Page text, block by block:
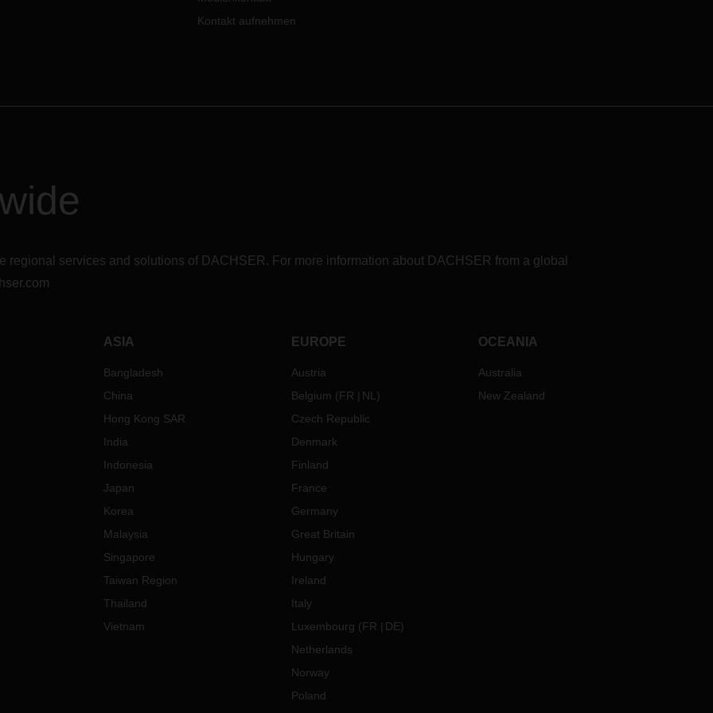
Kontakt aufnehmen
regional services and solutions of DACHSER. For more information about DACHSER from a global
ASIA
Bangladesh
China
Hong Kong SAR
India
Indonesia
Japan
Korea
Malaysia
Singapore
Taiwan Region
Thailand
Vietnam
EUROPE
Austria
Belgium (FR NL )
Czech Republic
Denmark
Finland
France
Germany
Great Britain
Hungary
Ireland
Italy
Luxembourg (FR DE)
Netherlands
Norway
Poland
OCEANIA
Australia
New Zealand